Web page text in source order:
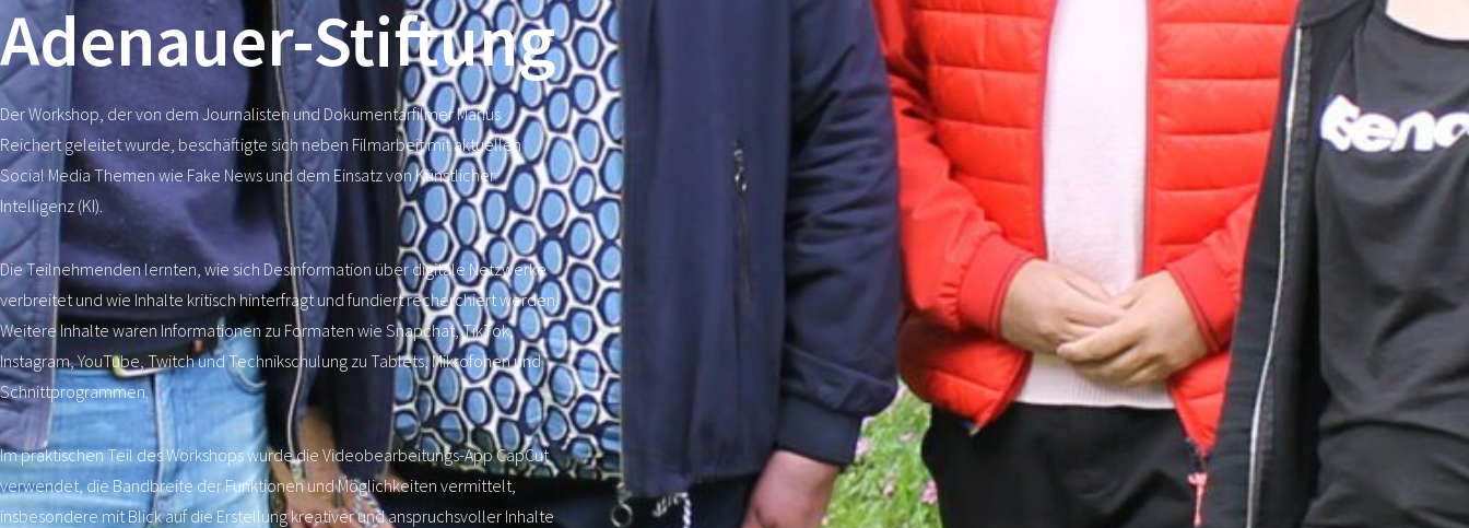
Adenauer-Stiftung
Der Workshop, der von dem Journalisten und Dokumentarfilmer Marius
Reichert geleitet wurde, beschäftigte sich neben Filmarbeit mit aktuellen
Social Media Themen wie Fake News und dem Einsatz von Künstlicher
Intelligenz (KI).
Die Teilnehmenden lernten, wie sich Desinformation über digitale Netzwerke
verbreitet und wie Inhalte kritisch hinterfragt und fundiert recherchiert werden.
Weitere Inhalte waren Informationen zu Formaten wie Snapchat, TikTok,
Instagram, YouTube, Twitch und Technikschulung zu Tablets, Mikrofonen und
Schnittprogrammen.
Im praktischen Teil des Workshops wurde die Videobearbeitungs-App CapCut
verwendet, die Bandbreite der Funktionen und Möglichkeiten vermittelt,
insbesondere mit Blick auf die Erstellung kreativer und anspruchsvoller Inhalte